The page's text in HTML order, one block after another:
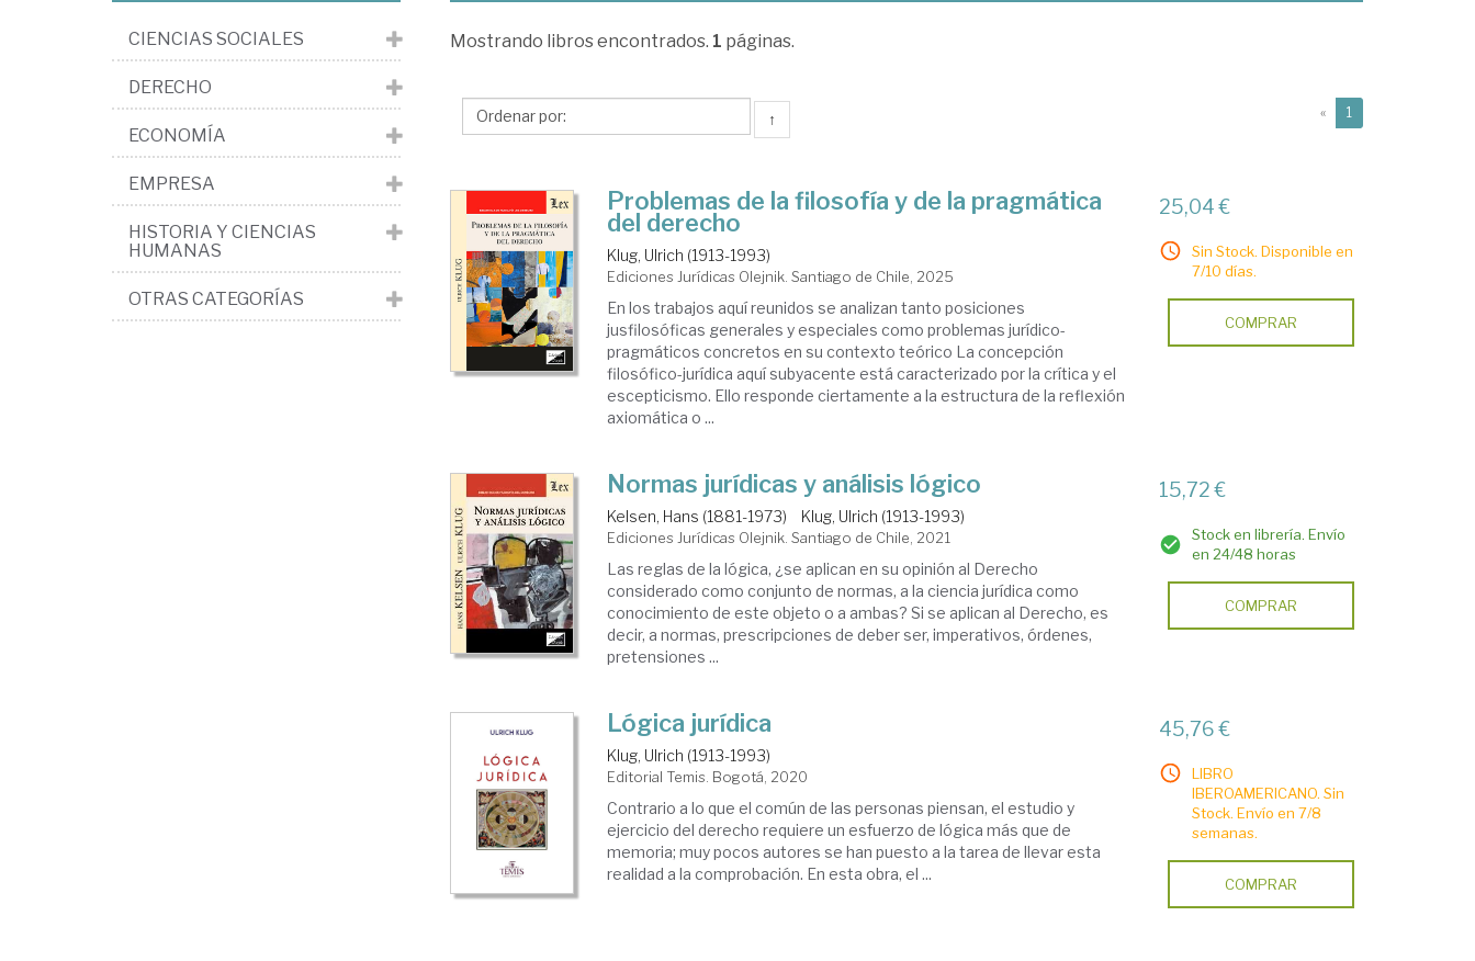
Klug,
(1913-
Mostrando libros encontrados. 1 páginas.
↑ « 1
Problemas de la filosofía y de la pragmática
del derecho
Klug, Ulrich (1913-1993)
Ediciones Jurídicas Olejnik. Santiago de Chile, 2025
En los trabajos aquí reunidos se analizan tanto posiciones
jusfilosóficas generales y especiales como problemas jurídico-
pragmáticos concretos en su contexto teórico La concepción
filosófico-jurídica aquí subyacente está caracterizado por la crítica y el
escepticismo. Ello responde ciertamente a la estructura de la reflexión
axiomática o ...
25,04 €
Sin Stock. Disponible en
7/10 días.
COMPRAR
Normas jurídicas y análisis lógico
Kelsen, Hans (1881-1973) Klug, Ulrich (1913-1993)
Ediciones Jurídicas Olejnik. Santiago de Chile, 2021
Las reglas de la lógica, ¿se aplican en su opinión al Derecho
considerado como conjunto de normas, a la ciencia jurídica como
conocimiento de este objeto o a ambas? Si se aplican al Derecho, es
decir, a normas, prescripciones de deber ser, imperativos, órdenes,
pretensiones ...
15,72 €
Stock en librería. Envío
en 24/48 horas
COMPRAR
Lógica jurídica
Klug, Ulrich (1913-1993)
Editorial Temis. Bogotá, 2020
Contrario a lo que el común de las personas piensan, el estudio y
ejercicio del derecho requiere un esfuerzo de lógica más que de
memoria; muy pocos autores se han puesto a la tarea de llevar esta
realidad a la comprobación. En esta obra, el ...
45,76 €
LIBRO
IBEROAMERICANO. Sin
Stock. Envío en 7/8
semanas.
COMPRAR
CIENCIAS SOCIALES
DERECHO
ECONOMÍA
EMPRESA
HISTORIA Y CIENCIAS
HUMANAS
OTRAS CATEGORÍAS